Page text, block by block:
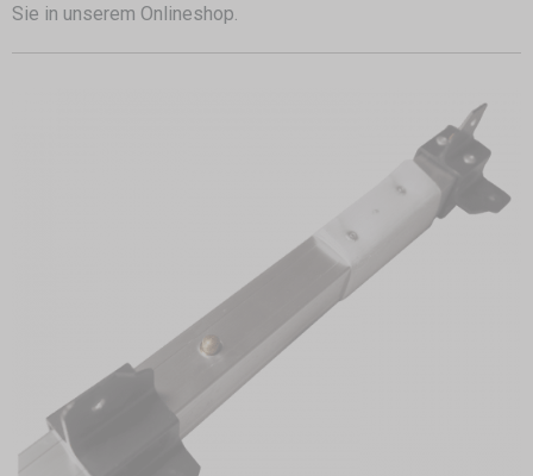
Sie in unserem Onlineshop.